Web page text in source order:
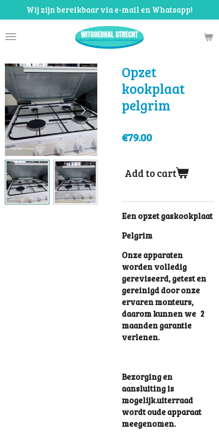
to
main
Wij zijn bereikbaar via e-mail en Whatsapp!
Opzet
kookplaat
pelgrim
€79.00
Add to cart
Een opzet gaskookplaat
Pelgrim
Onze apparaten
worden volledig
gereviseerd, getest en
gereinigd door onze
ervaren monteurs,
daarom kunnen we 2
maanden garantie
verlenen.
Bezorging en
aansluiting is
mogelijk.uiterraad
wordt oude apparaat
meegenomen.